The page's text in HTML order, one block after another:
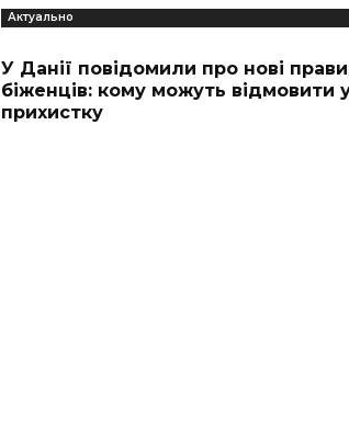
Актуально
У Данії повідомили про нові
біженців: кому можуть відмовити
прихистку